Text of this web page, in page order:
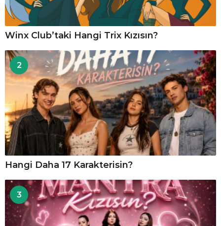
Winx Club’taki Hangi Trix Kızısın?
2
Hangi Daha 17 Karakterisin?
3